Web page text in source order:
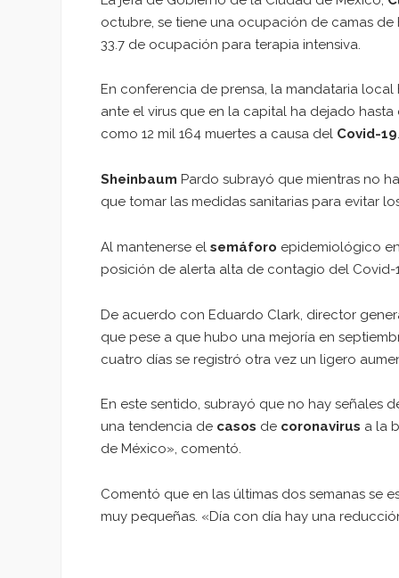
octubre, se tiene una ocupación de camas
33.7 de ocupación para terapia intensiva.
En conferencia de prensa, la mandataria
ante el virus que en la capital ha dejado
como 12 mil 164 muertes a causa del Covid-19.
Sheinbaum Pardo subrayó que mientras no
que tomar las medidas sanitarias para evitar
Al mantenerse el semáforo epidemiológico en
posición de alerta alta de contagio del Covid-
De acuerdo con Eduardo Clark, director
que pese a que hubo una mejoría en
cuatro días se registró otra vez un ligero
En este sentido, subrayó que no hay señales
una tendencia de casos de coronavirus a la
de México», comentó.
Comentó que en las últimas dos semanas se
muy pequeñas. «Día con día hay una